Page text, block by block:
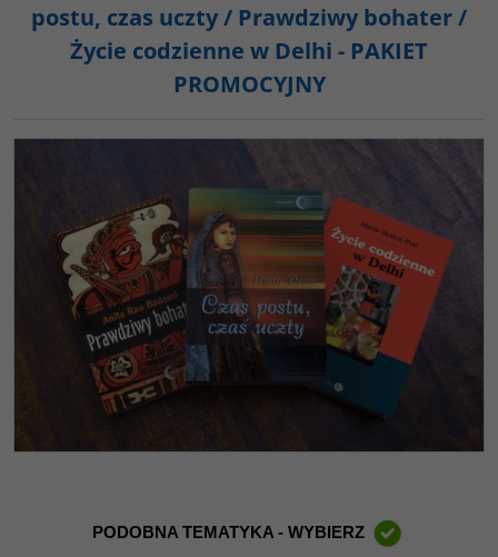
postu, czas uczty / Prawdziwy bohater /
Życie codzienne w Delhi - PAKIET
PROMOCYJNY
PODOBNA TEMATYKA - WYBIERZ